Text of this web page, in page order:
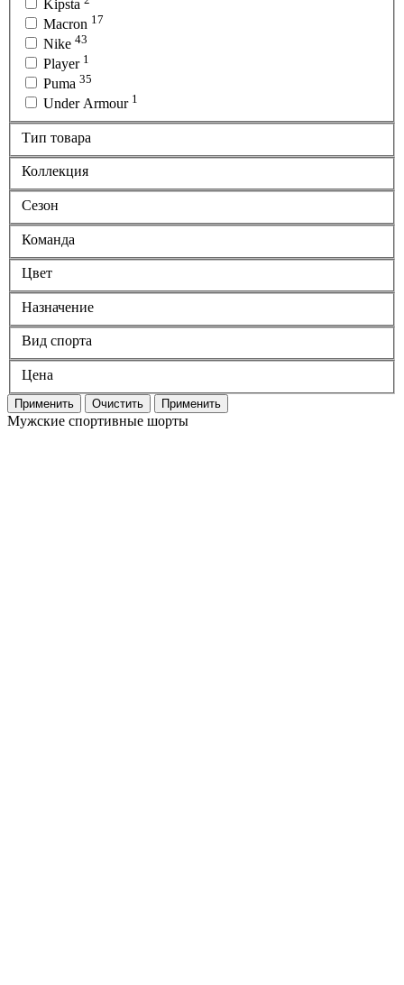
Kipsta
Macron 17
Nike 43
Player 1
Puma 35
Under Armour 1
Тип товара
Коллекция
Сезон
Команда
Цвет
Назначение
Вид спорта
Цена
Применить Очистить Применить
Мужские спортивные шорты